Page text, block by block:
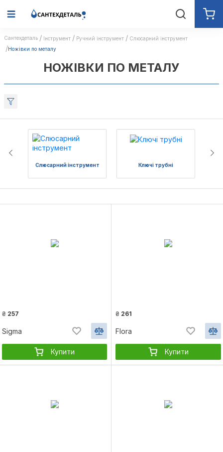
Сантехдеталь Інструмент Ручний iнструмент
Слюсарний інструмент
Ножівки по металу
НОЖІВКИ ПО МЕТАЛУ
Слюсарний інструмент Ключі трубні
₴ 257
Sigma
Купити
₴ 261
Flora
Купити